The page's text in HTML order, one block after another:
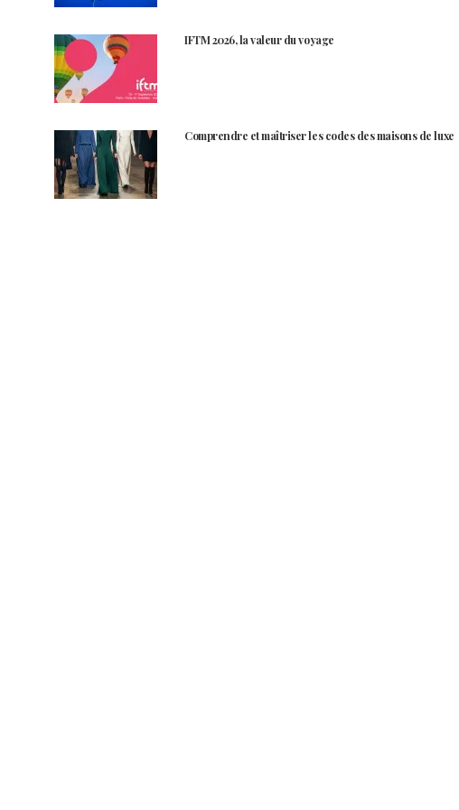
IFTM 2026, la valeur du voyage
Comprendre et maîtriser les codes des maisons de luxe